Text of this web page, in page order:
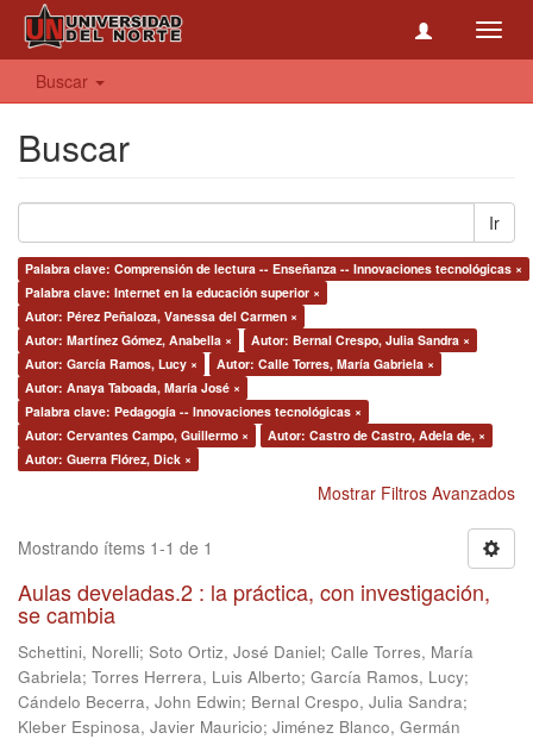
Buscar
Buscar
Ir
Palabra clave: Comprensión de lectura -- Enseñanza -- Innovaciones tecnológicas ×
Palabra clave: Internet en la educación superior ×
Autor: Pérez Peñaloza, Vanessa del Carmen ×
Autor: Martínez Gómez, Anabella ×
Autor: Bernal Crespo, Julia Sandra ×
Autor: García Ramos, Lucy ×
Autor: Calle Torres, María Gabriela ×
Autor: Anaya Taboada, María José ×
Palabra clave: Pedagogía -- Innovaciones tecnológicas ×
Autor: Cervantes Campo, Guillermo ×
Autor: Castro de Castro, Adela de, ×
Autor: Guerra Flórez, Dick ×
Mostrar Filtros Avanzados
Mostrando ítems 1-1 de 1
Aulas develadas.2 : la práctica, con investigación,
se cambia
Schettini, Norelli; Soto Ortiz, José Daniel; Calle Torres, María
Gabriela; Torres Herrera, Luis Alberto; García Ramos, Lucy;
Cándelo Becerra, John Edwin; Bernal Crespo, Julia Sandra;
Kleber Espinosa, Javier Mauricio; Jiménez Blanco, Germán